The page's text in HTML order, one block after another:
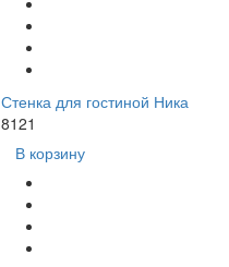
Стенка для гостиной Ника
8121
В корзину